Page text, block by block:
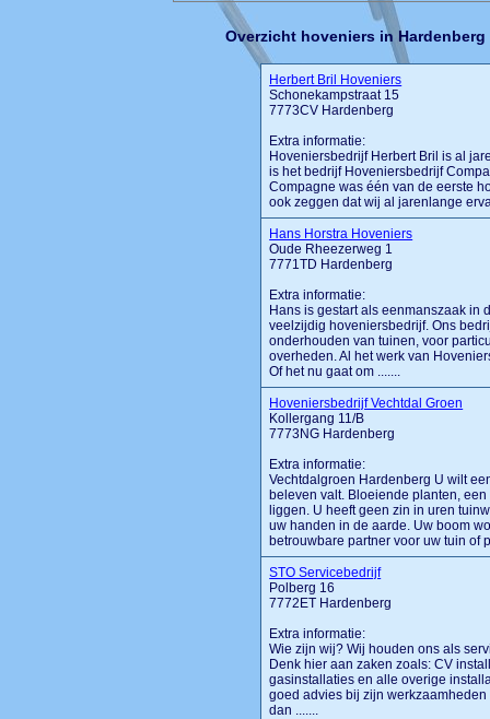
Overzicht hoveniers in Hardenberg
Herbert Bril Hoveniers
Schonekampstraat 15
7773CV Hardenberg
Extra informatie:
Hoveniersbedrijf Herbert Bril is al
is het bedrijf Hoveniersbedrijf
Compagne was één van de eerste
ook zeggen dat wij al jarenlange
Hans Horstra Hoveniers
Oude Rheezerweg 1
7771TD Hardenberg
Extra informatie:
Hans is gestart als eenmanszaak in
veelzijdig hoveniersbedrijf. Ons
onderhouden van tuinen, voor
overheden. Al het werk van
Of het nu gaat om .......
Hoveniersbedrijf Vechtdal Groen
Kollergang 11/B
7773NG Hardenberg
Extra informatie:
Vechtdalgroen Hardenberg U wilt
beleven valt. Bloeiende planten,
liggen. U heeft geen zin in uren
uw handen in de aarde. Uw boom
betrouwbare partner voor uw tuin of
STO Servicebedrijf
Polberg 16
7772ET Hardenberg
Extra informatie:
Wie zijn wij? Wij houden ons als
Denk hier aan zaken zoals: CV
gasinstallaties en alle overige
goed advies bij zijn
dan .......